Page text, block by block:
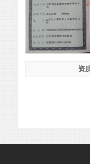
资